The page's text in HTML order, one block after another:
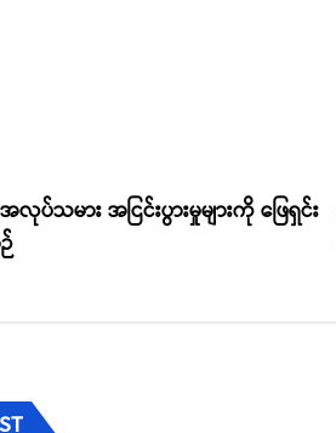
င်း
ပ်သမား အငြင်းပွားမှုများကို ဖြေရှင်း